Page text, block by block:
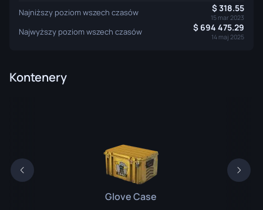
Najniższy poziom wszech czasów 318.55
15 mar 2023
Najwyższy poziom wszech czasów 694 475.29
14 maj 2025
Kontenery
Glove Case